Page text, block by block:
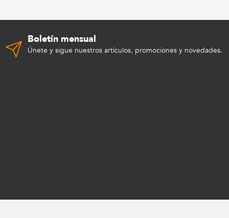
Boletín mensual
Únete y sigue nuestros artículos, promociones y novedades.